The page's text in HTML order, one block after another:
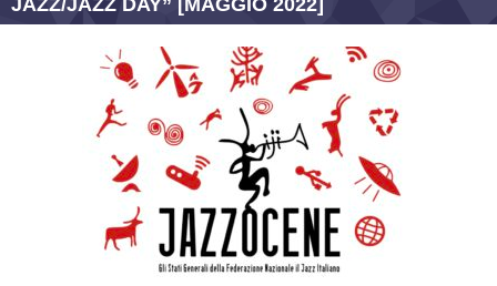
JAZZ/JAZZ DAY” [MAGGIO 2022]